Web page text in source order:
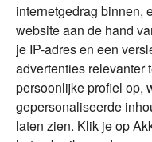
DGA
Erfenis
Alles voor
internetgedrag binnen,
website aan de hand
je IP-adres en een
advertenties relevanter
persoonlijke profiel op,
gepersonaliseerde
laten zien. Klik je op